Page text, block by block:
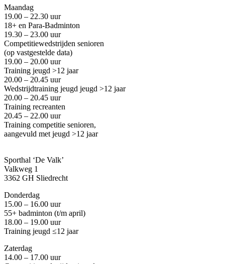
Maandag
19.00 – 22.30 uur
18+ en Para-Badminton
19.30 – 23.00 uur
Competitiewedstrijden senioren
(op vastgestelde data)
19.00 – 20.00 uur
Training jeugd >12 jaar
20.00 – 20.45 uur
Wedstrijdtraining jeugd jeugd >12 jaar
20.00 – 20.45 uur
Training recreanten
20.45 – 22.00 uur
Training competitie senioren,
aangevuld met jeugd >12 jaar
Sporthal ‘De Valk’
Valkweg 1
3362 GH Sliedrecht
Donderdag
15.00 – 16.00 uur
55+ badminton (t/m april)
18.00 – 19.00 uur
Training jeugd ≤12 jaar
Zaterdag
14.00 – 17.00 uur